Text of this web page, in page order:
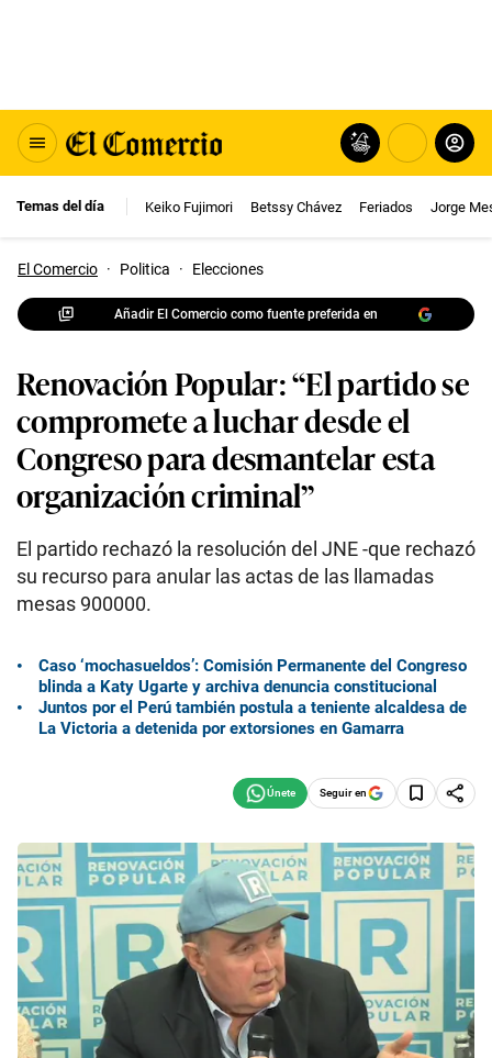
Temas del día Keiko Fujimori Betssy Chávez Feriados Jorge
El Comercio · Politica · Elecciones
Añadir El Comercio como fuente preferida en
Renovación Popular: “El partido se
compromete a luchar desde el
Congreso para desmantelar esta
organización criminal”
El partido rechazó la resolución del JNE -que rechazó
su recurso para anular las actas de las llamadas
mesas 900000.
Caso ‘mochasueldos’: Comisión Permanente del Congreso
blinda a Katy Ugarte y archiva denuncia constitucional
Juntos por el Perú también postula a teniente alcaldesa de
La Victoria a detenida por extorsiones en Gamarra
Seguir en